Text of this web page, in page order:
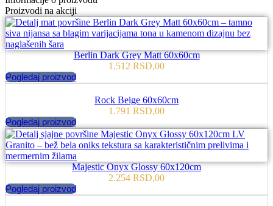
Proizvodi na akciji
Berlin Dark Grey Matt 60x60cm
1.512 RSD,00
Pogledaj proizvod
Rock Beige 60x60cm
1.791 RSD,00
Pogledaj proizvod
Majestic Onyx Glossy 60x120cm
2.254 RSD,00
Pogledaj proizvod